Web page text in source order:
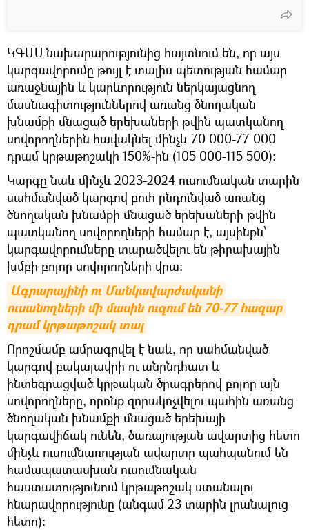
ԿԳՄՍ նախարարությունից հայտնում են, որ այս
կարգավորումը թույլ է տալիս պետության համար
առաջնային և կարևորություն ներկայացնող
մասնագիտություններով առանց ծնողական
խնամքի մնացած երեխաների թվին պատկանող
սովորողներին հավակնել մինչև 70 000-77 000
դրամ կրթաթոշակի 150%-ին (105 000-115 500)։
Կարգը նաև մինչև 2023-2024 ուսումնական տարին
սահմանված կարգով բուհ ընդունված առանց
ծնողական խնամքի մնացած երեխաների թվին
պատկանող սովորողների համար է, այսինքն՝
կարգավորումները տարածվելու են թիրախային
խմբի բոլոր սովորողների վրա:
Ագրարայինի ու Մանկավարժականի
ուսանողների մի մասին ուզում են 70-77 հազար
դրամ կրթաթոշակ տալ
Որոշմամբ ամրագրվել է նաև, որ սահմանված
կարգով բակալավրի ու անընդհատ և
ինտեգրացված կրթական ծրագրերով բոլոր այն
սովորողները, որոնք զորակոչվելու պահին առանց
ծնողական խնամքի մնացած երեխայի
կարգավիճակ ունեն, ծառայության ավարտից հետո
մինչև ուսումնառության ավարտը պահպանում են
համապատասխան ուսումնական
հաստատությունում կրթաթոշակ ստանալու
հնարավորությունը (անգամ 23 տարին լրանալուց
հետո):